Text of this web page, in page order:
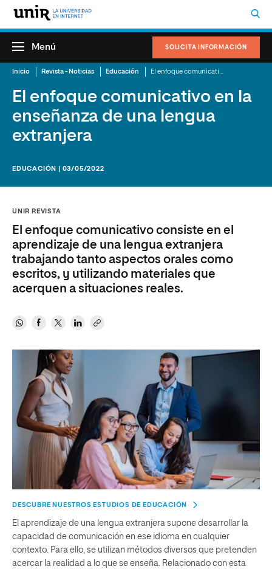
SOLICITA INFORMACIÓN
Menú
Inicio Revista - Noticias Educación
El enfoque comunicativo en la
enseñanza de una lengua
extranjera
EDUCACIÓN | 03/05/2022
UNIR REVISTA
El enfoque comunicativo consiste en el
aprendizaje de una lengua extranjera
trabajando tanto aspectos orales como
escritos, y utilizando materiales que
acerquen a situaciones reales.
DESCUBRE NUESTROS ESTUDIOS DE EDUCACIÓN
El aprendizaje de una lengua extranjera supone desarrollar la
capacidad de comunicación en ese idioma en cualquier
contexto. Para ello, se utilizan métodos diversos que pretenden
acercar la realidad a lo que se enseña. Relacionado con esta